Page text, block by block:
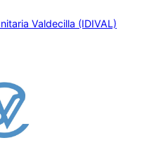
Valdecilla (IDIVAL)